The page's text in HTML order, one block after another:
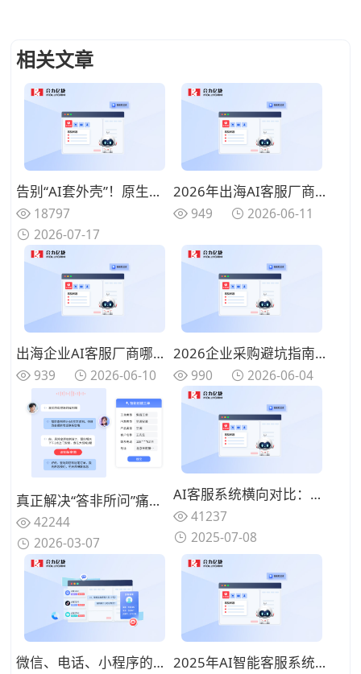
相关文章
告别“AI套外壳”！原生集成呼叫中心+AI电话客服+工单系统的全栈厂商推荐
18797
2026-07-17
2026年出海AI客服厂商哪家好？多语言/跨境合规厂商名单
949 2026-06-11
出海企业AI客服厂商哪家好？2026年海外服务能力对比推荐
939 2026-06-10
2026企业采购避坑指南，全方位分析靠谱的AI客服厂商哪家更合适
990 2026-06-04
真正解决“答非所问”痛点：2026年基于语义理解深度的智能客服机器人能力拆解与优选
42244
2026-03-07
AI客服系统横向对比：深度评测主流品牌优缺点
41237
2025-07-08
微信、电话、小程序的客户消息如何整合？如何利用智能客服实现全渠道对接？ 2025年AI智能客服系统怎么选？这几家厂商值得关注